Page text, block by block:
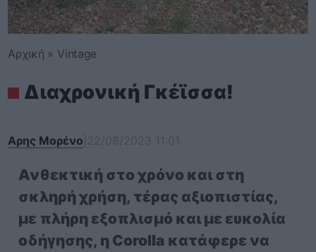
Αρχική » Vintage
Διαχρονική Γκέϊσσα!
Αρης Μορένο
Ανθεκτική στο χρόνο και στη
σκληρή χρήση, τέρας αξιοπιστίας,
με πλήρη εξοπλισμό και με ευκολία
οδήγησης, η Corolla κατάφερε να